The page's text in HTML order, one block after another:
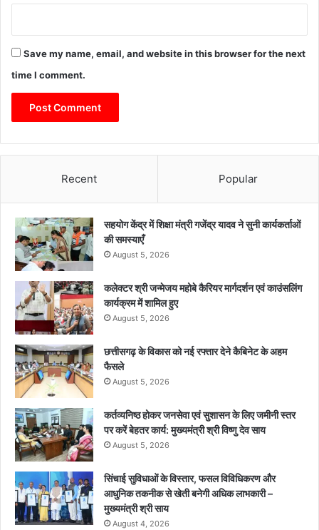
Save my name, email, and website in this browser for the next
time I comment.
Recent Popular
सहयोग केंद्र में शिक्षा मंत्री गजेंद्र यादव ने सुनी कार्यकर्ताओं
की समस्याएँ
August 5, 2026
कलेक्टर श्री जन्मेजय महोबे कैरियर मार्गदर्शन एवं काउंसलिंग
कार्यक्रम में शामिल हुए
August 5, 2026
छत्तीसगढ़ के विकास को नई रफ्तार देने कैबिनेट के अहम
फैसले
August 5, 2026
कर्तव्यनिष्ठ होकर जनसेवा एवं सुशासन के लिए जमीनी स्तर
पर करें बेहतर कार्य: मुख्यमंत्री श्री विष्णु देव साय
August 5, 2026
सिंचाई सुविधाओं के विस्तार, फसल विविधिकरण और
आधुनिक तकनीक से खेती बनेगी अधिक लाभकारी –
मुख्यमंत्री श्री साय
August 4, 2026